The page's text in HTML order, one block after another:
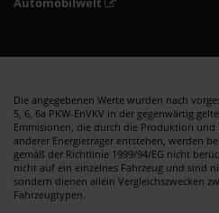
Die angegebenen Werte wurden nach
5, 6, 6a PKW-EnVKV in der gegenwärtig
Emmisionen, die durch die Produktion und
anderer Energieträger entstehen, werden
gemäß der Richtlinie 1999/94/EG nicht
nicht auf ein einzelnes Fahrzeug und sind
sondern dienen allein Vergleichszwecken
Fahrzeugtypen.